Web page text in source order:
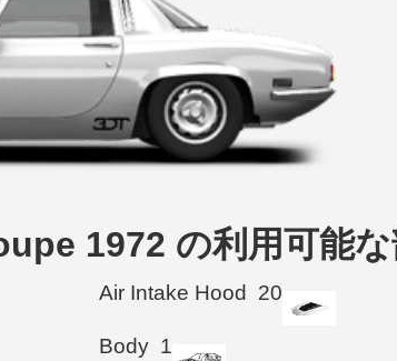
1972 の利用可能な
Air Intake Hood 20
Body 1